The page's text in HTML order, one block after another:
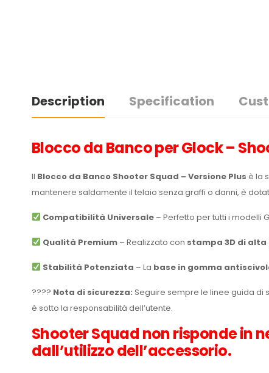
Description Specification
Blocco da Banco per Glock –
Il Blocco da Banco Shooter Squad – Versione Plus è la
mantenere saldamente il telaio senza graffi o danni, è
Compatibilità Universale– Perfetto per tutti i modelli
Qualità Premium– Realizzato con stampa 3D di
Stabilità Potenziata – La base in gomma
???? Nota di sicurezza: Seguire sempre le linee guida di
è sotto la responsabilità dell’utente.
Shooter Squad non risponde in
dall’utilizzo dell’accessorio.